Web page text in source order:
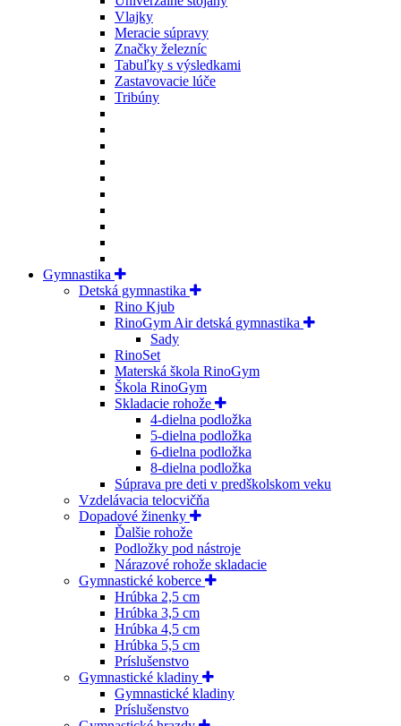
Vlajky
Meracie súpravy
Značky železníc
Tabuľky s výsledkami
Zastavovacie lúče
Tribúny
Gymnastika
Detská gymnastika
Rino Kjub
RinoGym Air detská gymnastika
Sady
RinoSet
Materská škola RinoGym
Škola RinoGym
Skladacie rohože
4-dielna podložka
5-dielna podložka
6-dielna podložka
8-dielna podložka
Súprava pre deti v predškolskom veku
Vzdelávacia telocvičňa
Dopadové žinenky
Ďalšie rohože
Podložky pod nástroje
Nárazové rohože skladacie
Gymnastické koberce
Hrúbka 2,5 cm
Hrúbka 3,5 cm
Hrúbka 4,5 cm
Hrúbka 5,5 cm
Príslušenstvo
Gymnastické kladiny
Gymnastické kladiny
Príslušenstvo